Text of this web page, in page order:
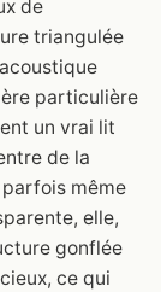
de
triangulée
particulière
un vrai lit
de la
même
elle,
gonflée
ce qui